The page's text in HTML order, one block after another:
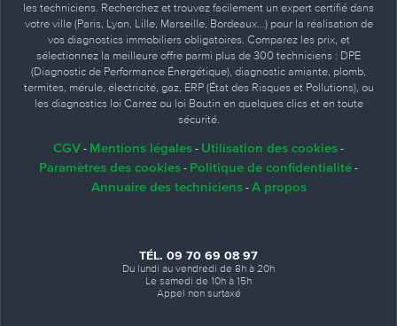
les techniciens. Recherchez et trouvez facilement un expert certifié dans
votre ville (Paris, Lyon, Lille, Marseille, Bordeaux…) pour la réalisation de
vos diagnostics immobiliers obligatoires. Comparez les prix, et
sélectionnez la meilleure offre parmi plus de 300 techniciens : DPE
(Diagnostic de Performance Énergétique), diagnostic amiante, plomb,
termites, mérule, électricité, gaz, ERP (État des Risques et Pollutions), ou
les diagnostics loi Carrez ou loi Boutin en quelques clics et en toute
sécurité.
CGV - Mentions légales - Utilisation des cookies -
Paramètres des cookies - Politique de confidentialité -
Annuaire des techniciens- A propos
TÉL. 09 70 69 08 97
Du lundi au vendredi de 8h à 20h
Le samedi de 10h à 15h
Appel non surtaxé